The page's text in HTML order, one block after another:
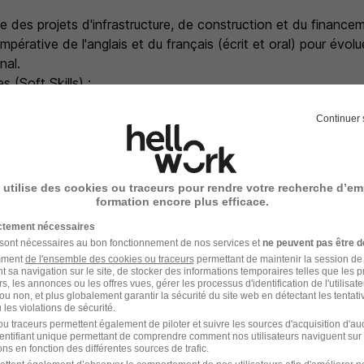
des projets d'infrastructure, de construction et du
de l'anglais et du français (écrit et oral) pour
(Soft Skills) :
synthèse rigoureux.
communication et diplomatie.
d'adaptation aux environnements mouvants.
France de l'intérim spécialisé et du recrutement en CDI de
RH & Juridique vous proposent des
Continuer
utilise des cookies ou traceurs pour rendre votre recherche
formation encore plus efficace.
nécessaires
nécessaires au bon fonctionnement de nos services et ne peuvent pas être
de l'ensemble des cookies ou traceurspermettant de maintenir la session
sa navigation sur le site, de stocker des informations temporaires telles que les
les annonces ou les offres vues, gérer les processus d'identification de
non, et plus globalement garantir la sécurité du site web en détectant les
violations de sécurité.
traceurs permettent également de piloter et suivre les sources d'acquisition
unique permettant de comprendre comment nos utilisateurs naviguent sur
en fonction des différentes sources de trafic.